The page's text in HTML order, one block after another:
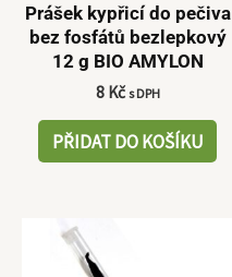
Prášek kypřicí do pečiva
bez fosfátů bezlepkový
12 g BIO AMYLON
8 Kč s DPH
PŘIDAT DO KOŠÍKU